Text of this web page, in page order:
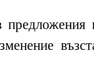
предложения